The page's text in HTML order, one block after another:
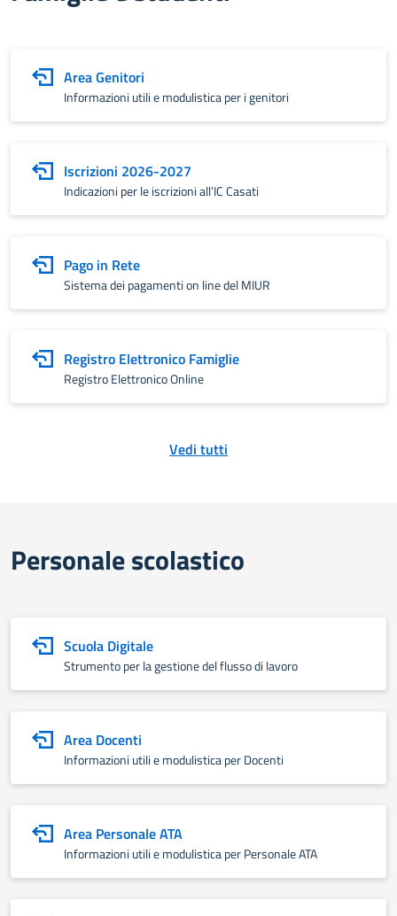
Area Genitori
Informazioni utili e modulistica per i genitori
Iscrizioni 2026-2027
Indicazioni per le iscrizioni all’IC Casati
Pago in Rete
Sistema dei pagamenti on line del MIUR
Registro Elettronico Famiglie
Registro Elettronico Online
Vedi tutti
Personale scolastico
Scuola Digitale
Strumento per la gestione del flusso di lavoro
Area Docenti
Informazioni utili e modulistica per Docenti
Area Personale ATA
Informazioni utili e modulistica per Personale ATA